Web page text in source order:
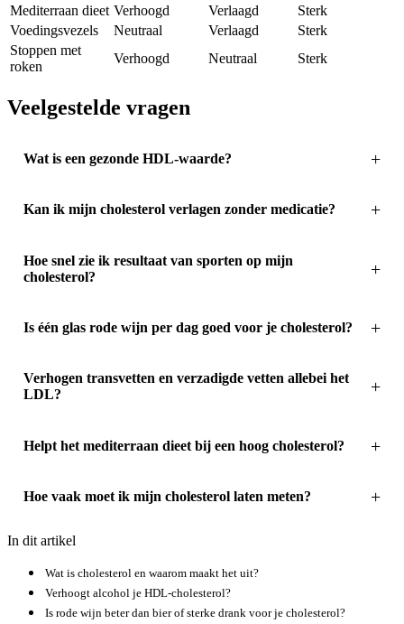
Mediterraan dieet Verhoogd Verlaagd
Sterk
Voedingsvezels
Neutraal Verlaagd
Sterk
Stoppen met
roken
Verhoogd Neutraal Sterk
Veelgestelde vragen
Wat is een gezonde HDL-waarde?
Kan ik mijn cholesterol verlagen zonder medicatie?
Hoe snel zie ik resultaat van sporten op mijn
cholesterol?
Is één glas rode wijn per dag goed voor je cholesterol?
Verhogen transvetten en verzadigde vetten allebei het
LDL?
Helpt het mediterraan dieet bij een hoog cholesterol?
Hoe vaak moet ik mijn cholesterol laten meten?
In dit artikel
Wat is cholesterol en waarom maakt het uit?
Verhoogt alcohol je HDL-cholesterol?
Is rode wijn beter dan bier of sterke drank voor je cholesterol?